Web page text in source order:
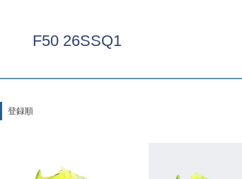
F50 26SSQ1
登録順